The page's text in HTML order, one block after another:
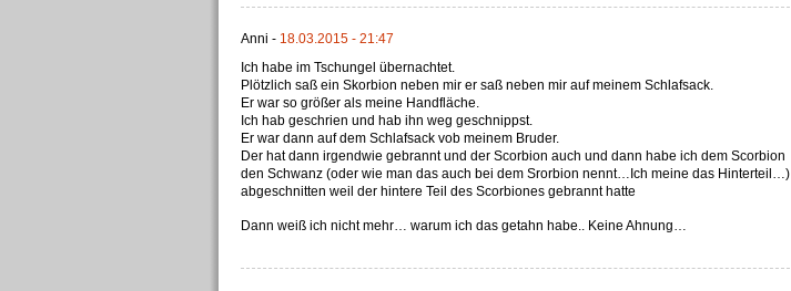
Anni - 18.03.2015 - 21:47
Ich habe im Tschungel übernachtet.
Plötzlich saß ein Skorbion neben mir er saß neben mir auf meinem Schlafsack.
Er war so größer als meine Handfläche.
Ich hab geschrien und hab ihn weg geschnippst.
Er war dann auf dem Schlafsack vob meinem Bruder.
Der hat dann irgendwie gebrannt und der Scorbion auch und dann habe ich dem Scorbion
den Schwanz (oder wie man das auch bei dem Srorbion nennt…Ich meine das Hinterteil…)
abgeschnitten weil der hintere Teil des Scorbiones gebrannt hatte
Dann weiß ich nicht mehr… warum ich das getahn habe.. Keine Ahnung…